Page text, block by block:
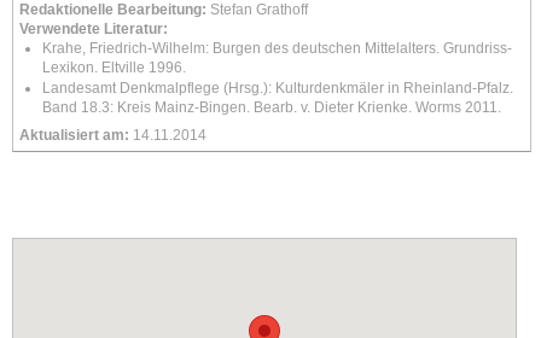
Redaktionelle Bearbeitung: Stefan Grathoff
Verwendete Literatur:
Krahe, Friedrich-Wilhelm: Burgen des deutschen Mittelalters. Grundriss-
Lexikon. Eltville 1996.
Landesamt Denkmalpflege (Hrsg.): Kulturdenkmäler in Rheinland-Pfalz.
Band 18.3: Kreis Mainz-Bingen. Bearb. v. Dieter Krienke. Worms 2011.
Aktualisiert am: 14.11.2014